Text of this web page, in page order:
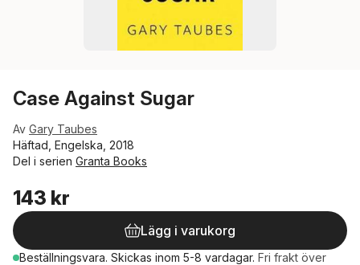
Case Against Sugar
Av Gary Taubes
Häftad, Engelska, 2018
Del i serien Granta Books
143 kr
Lägg i varukorg
Beställningsvara. Skickas inom 5-8 vardagar. Fri frakt över